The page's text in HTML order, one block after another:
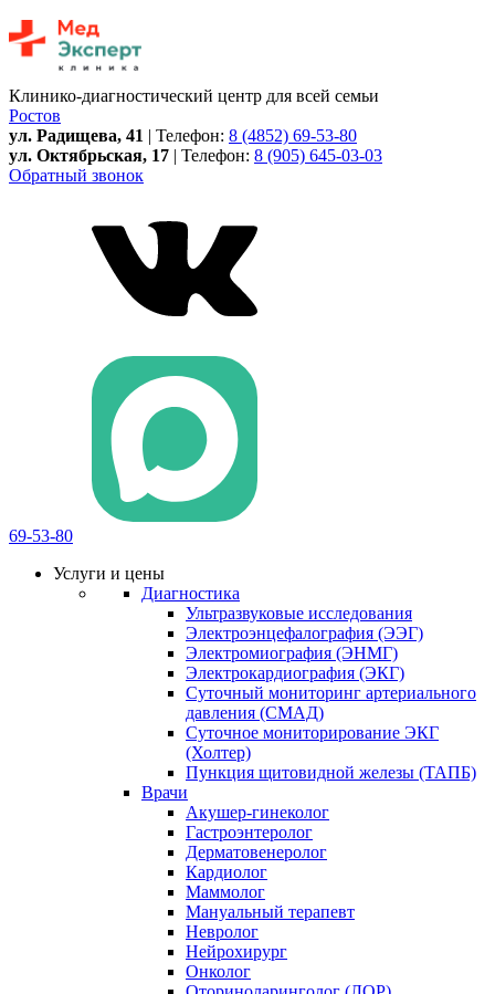
Клинико-диагностический центр для всей семьи
Ростов
ул. Радищева, 41 | Телефон: 8 (4852) 69-53-80
ул. Октябрьская, 17 | Телефон: 8 (905) 645-03-03
Обратный звонок
69-53-80
Услуги и цены
Диагностика
Ультразвуковые исследования
Электроэнцефалография (ЭЭГ)
Электромиография (ЭНМГ)
Электрокардиография (ЭКГ)
Суточный мониторинг артериального
давления (СМАД)
Суточное мониторирование ЭКГ
(Холтер)
Пункция щитовидной железы (ТАПБ)
Врачи
Акушер-гинеколог
Гастроэнтеролог
Дерматовенеролог
Кардиолог
Маммолог
Мануальный терапевт
Невролог
Нейрохирург
Онколог